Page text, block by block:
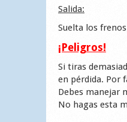
Salida:
Suelta los
¡Peligros!
Si tiras
en pérdida. Por
Debes manejar
No hagas esta